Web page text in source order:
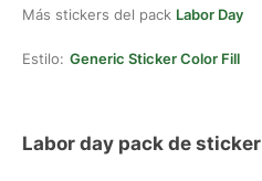
Más stickers del pack Labor Day
Estilo: Generic Sticker Color Fill
Labor day pack de sticker